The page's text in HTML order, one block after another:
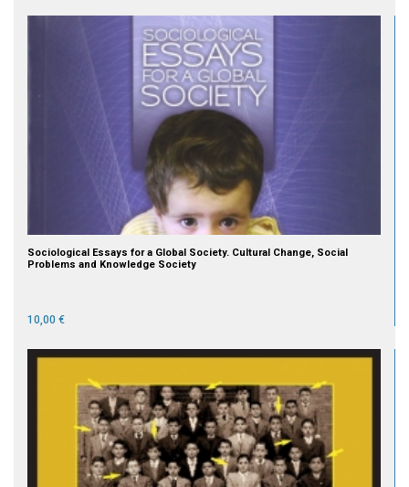
Sociological Essays for a Global Society. Cultural Change, Social
Problems and Knowledge Society
10,00 €